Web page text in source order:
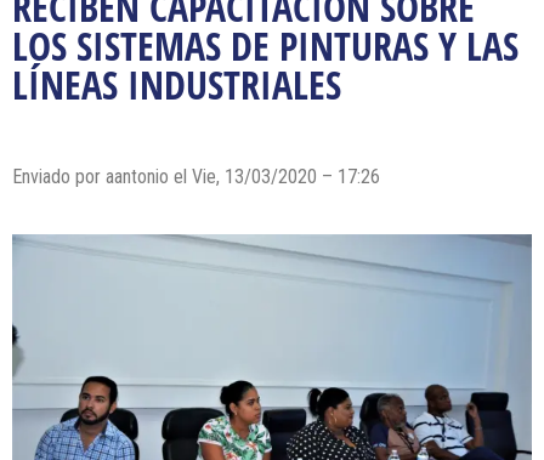
LOS SISTEMAS DE PINTURAS Y LAS
LÍNEAS INDUSTRIALES
Enviado por aantonio el Vie, 13/03/2020 – 17:26